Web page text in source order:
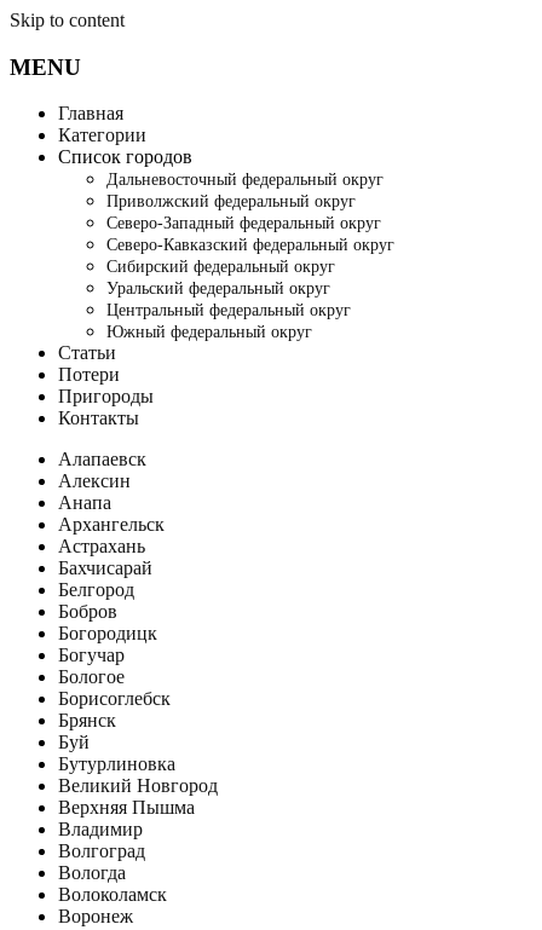
Skip to content
MENU
Главная
Категории
Список городов
Дальневосточный федеральный округ
Приволжский федеральный округ
Северо-Западный федеральный округ
Северо-Кавказский федеральный округ
Сибирский федеральный округ
Уральский федеральный округ
Центральный федеральный округ
Южный федеральный округ
Статьи
Потери
Пригороды
Контакты
Алапаевск
Алексин
Анапа
Архангельск
Астрахань
Бахчисарай
Белгород
Бобров
Богородицк
Богучар
Бологое
Борисоглебск
Брянск
Буй
Бутурлиновка
Великий Новгород
Верхняя Пышма
Владимир
Волгоград
Вологда
Волоколамск
Воронеж